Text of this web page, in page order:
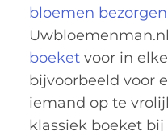
bloemen bezorgen
boeket voor in
bijvoorbeeld voor
iemand op te
klassiek boeket